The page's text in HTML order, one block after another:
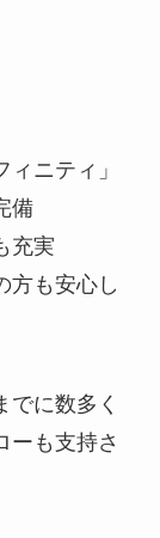
ニティ」
備
充実
方も安心し
でに数多く
ーも支持さ